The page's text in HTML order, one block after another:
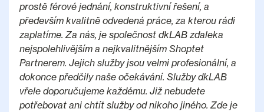
prostě férové jednání, konstruktivní řešení, a
především kvalitně odvedená práce, za kterou rádi
zaplatíme. Za nás, je společnost dkLAB zdaleka
nejspolehlivějším a nejkvalitnějším Shoptet
Partnerem. Jejich služby jsou velmi profesionální, a
dokonce předčily naše očekávání. Služby dkLAB
vřele doporučujeme každému. Již nebudete
potřebovat ani chtít služby od nikoho jiného. Zde je